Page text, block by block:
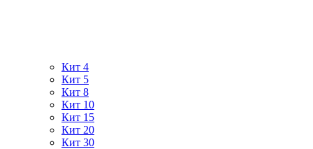
Кит 4
Кит 5
Кит 8
Кит 10
Кит 15
Кит 20
Кит 30